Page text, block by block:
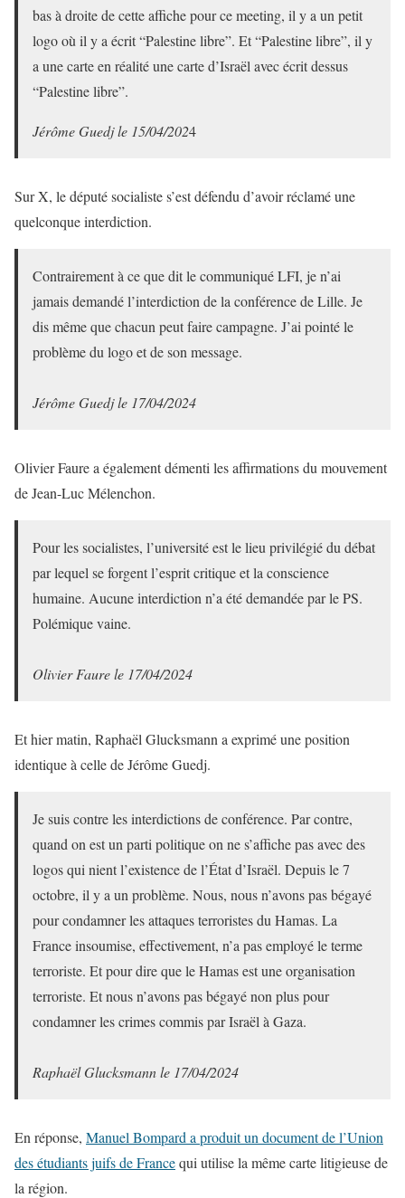
bas à droite de cette affiche pour ce meeting, il y a un petit
logo où il y a écrit “Palestine libre”. Et “Palestine libre”, il y
a une carte en réalité une carte d’Israël avec écrit dessus
“Palestine libre”.
Jérôme Guedj le 15/04/2024
Sur X, le député socialiste s’est défendu d’avoir réclamé une
quelconque interdiction.
Contrairement à ce que dit le communiqué LFI, je n’ai
jamais demandé l’interdiction de la conférence de Lille. Je
dis même que chacun peut faire campagne. J’ai pointé le
problème du logo et de son message.
Jérôme Guedj le 17/04/2024
Olivier Faure a également démenti les affirmations du mouvement
de Jean-Luc Mélenchon.
Pour les socialistes, l’université est le lieu privilégié du débat
par lequel se forgent l’esprit critique et la conscience
humaine. Aucune interdiction n’a été demandée par le PS.
Polémique vaine.
Olivier Faure le 17/04/2024
Et hier matin, Raphaël Glucksmann a exprimé une position
identique à celle de Jérôme Guedj.
Je suis contre les interdictions de conférence. Par contre,
quand on est un parti politique on ne s’affiche pas avec des
logos qui nient l’existence de l’État d’Israël. Depuis le 7
octobre, il y a un problème. Nous, nous n’avons pas bégayé
pour condamner les attaques terroristes du Hamas. La
France insoumise, effectivement, n’a pas employé le terme
terroriste. Et pour dire que le Hamas est une organisation
terroriste. Et nous n’avons pas bégayé non plus pour
condamner les crimes commis par Israël à Gaza.
Raphaël Glucksmann le 17/04/2024
En réponse, Manuel Bompard a produit un document de l’Union
des étudiants juifs de Francequi utilise la même carte litigieuse de
la région.